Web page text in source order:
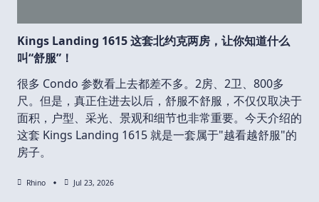
Kings Landing 1615 这套北约克两房，让你知道什么
叫“舒服”！
很多 Condo 参数看上去都差不多。2房、2卫、800多
尺。但是，真正住进去以后，舒服不舒服，不仅仅取决于
面积，户型、采光、景观和细节也非常重要。今天介绍的
这套 Kings Landing 1615 就是一套属于"越看越舒服"的
房子。
Rhino Jul 23, 2026